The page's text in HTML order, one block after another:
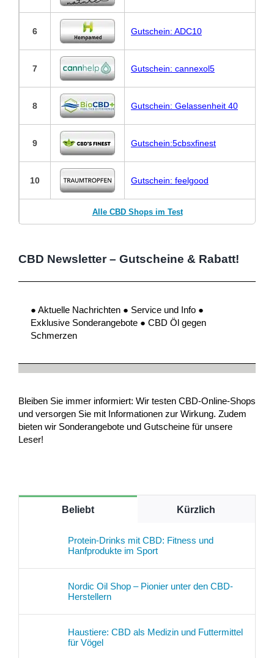
6 Gutschein: ADC10
7 Gutschein: cannexol5
8 Gutschein: Gelassenheit 40
9 Gutschein:5cbsxfinest
10 Gutschein: feelgood
Alle CBD Shops im Test
CBD Newsletter – Gutscheine & Rabatt!
● Aktuelle Nachrichten ● Service und Info ●
Exklusive Sonderangebote ● CBD Öl gegen
Schmerzen
Bleiben Sie immer informiert: Wir testen CBD-Online-Shops
und versorgen Sie mit Informationen zur Wirkung. Zudem
bieten wir Sonderangebote und Gutscheine für unsere
Leser!
Beliebt Kürzlich
Protein-Drinks mit CBD: Fitness und
Hanfprodukte im Sport
Nordic Oil Shop – Pionier unter den CBD-
Herstellern
Haustiere: CBD als Medizin und Futtermittel
für Vögel